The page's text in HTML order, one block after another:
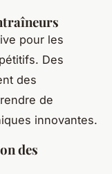
pour les
Des
des
de
innovantes.
des